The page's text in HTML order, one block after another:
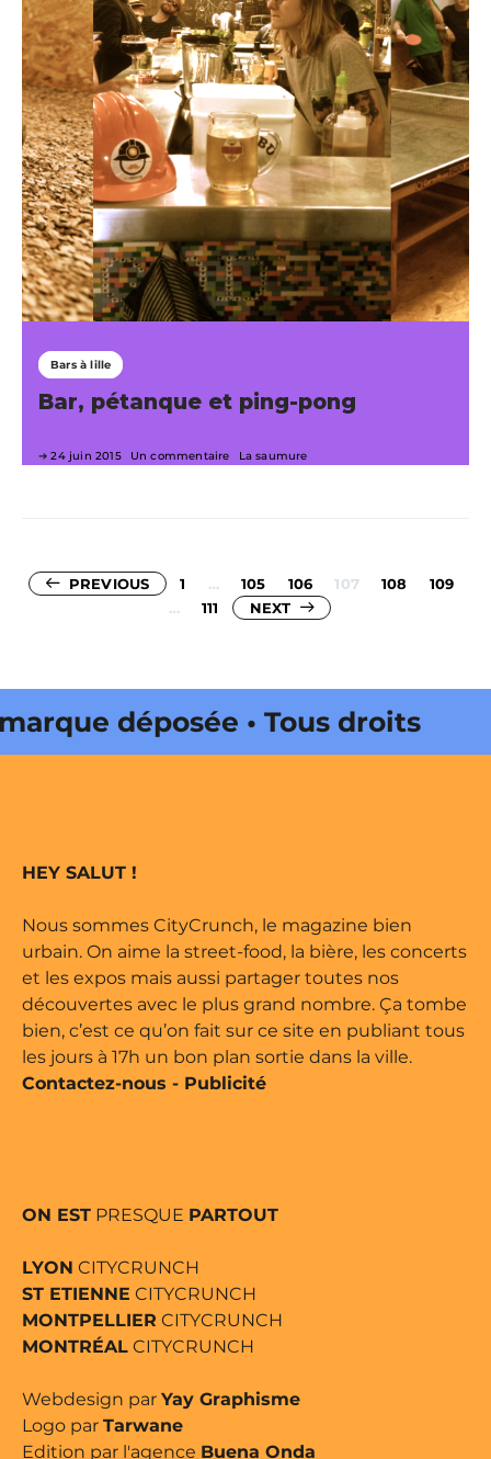
Bars à lille
Bar, pétanque et ping-pong
24 juin 2015 Un commentaire La saumure
Pagination
des
PREVIOUS 1 … 105 106 107 108
109
…
111 NEXT
déposée • Tous droits
par Buena Onda Web •
HEY SALUT !
Nous sommes CityCrunch, le magazine bien
urbain. On aime la street-food, la bière, les concerts
et les expos mais aussi partager toutes nos
découvertes avec le plus grand nombre. Ça tombe
bien, c’est ce qu’on fait sur ce site en publiant tous
les jours à 17h un bon plan sortie dans la ville.
Contactez-nous - Publicité
ON EST PRESQUE PARTOUT
LYON CITYCRUNCH
ST ETIENNE CITYCRUNCH
MONTPELLIER CITYCRUNCH
MONTRÉAL CITYCRUNCH
Webdesign par Yay Graphisme
Logo par Tarwane
Edition par l'agence Buena Onda